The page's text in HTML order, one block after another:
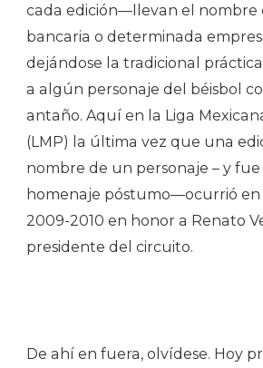
cada edición—llevan el nombre
bancaria o determinada
dejándose la tradicional
a algún personaje del béisbol
antaño. Aquí en la Liga
(LMP) la última vez que una
nombre de un personaje – y fue
homenaje póstumo—ocurrió
2009-2010 en honor a Renato
presidente del circuito.
De ahí en fuera, olvídese. Hoy